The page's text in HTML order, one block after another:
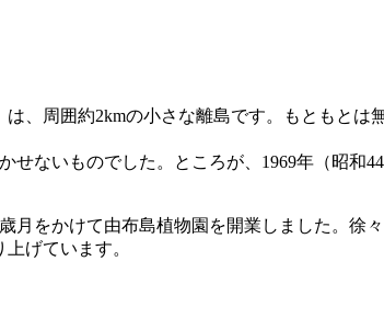
、周囲約2kmの小さな離島です。もともとは
ないものでした。ところが、1969年（昭和
をかけて由布島植物園を開業しました。徐
げています。